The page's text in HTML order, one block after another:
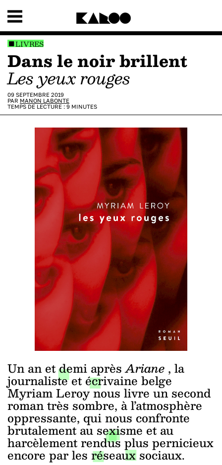
LIVRES
Dans le noir brillent
Les yeux rouges
09 SEPTEMBRE 2019
PAR MANON LABONTE
TEMPS DE LECTURE : 9 MINUTES
Un an et demi aprèsAriane , la
journaliste et écrivaine belge
Myriam Leroy nous livre un second
roman très sombre, à l’atmosphère
oppressante, qui nous confronte
brutalement au sexisme et au
harcèlement rendus plus pernicieux
encore par les réseaux sociaux.